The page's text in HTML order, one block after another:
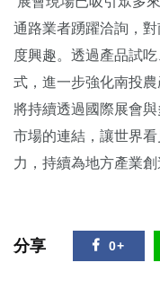
通路業者踴躍洽詢，
度興趣。透過產品試
式，進一步強化南投
將持續透過國際展會
市場的連結，讓世界
力，持續為地方產業創
分享 0+